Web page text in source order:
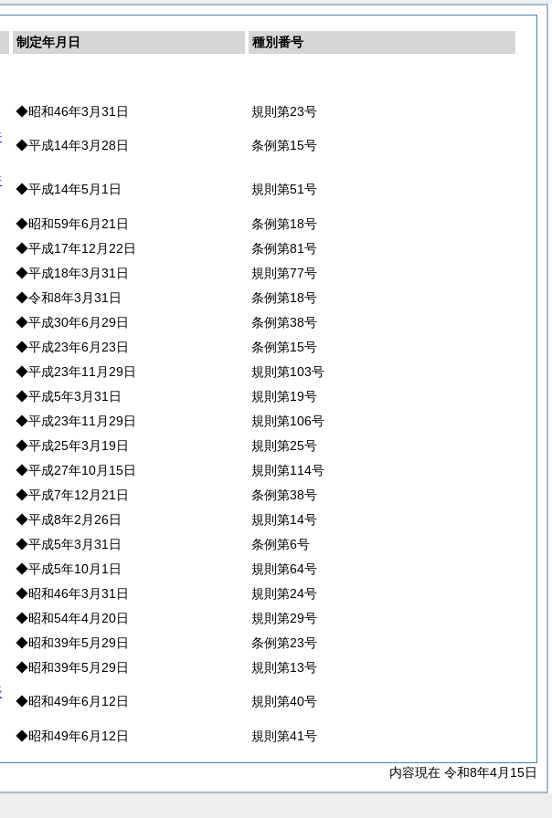
制定年月日
種別番号
◆昭和46年3月31日
規則第23号
◆平成14年3月28日 条例第15号
◆平成14年5月1日 規則第51号
◆昭和59年6月21日
条例第18号
◆平成17年12月22日
条例第81号
◆平成18年3月31日
規則第77号
◆令和8年3月31日
条例第18号
◆平成30年6月29日
条例第38号
◆平成23年6月23日
条例第15号
◆平成23年11月29日
規則第103号
◆平成5年3月31日
規則第19号
◆平成23年11月29日
規則第106号
◆平成25年3月19日
規則第25号
◆平成27年10月15日
規則第114号
◆平成7年12月21日
条例第38号
◆平成8年2月26日
規則第14号
◆平成5年3月31日
条例第6号
◆平成5年10月1日
規則第64号
◆昭和46年3月31日
規則第24号
◆昭和54年4月20日
規則第29号
◆昭和39年5月29日
条例第23号
◆昭和39年5月29日
規則第13号
◆昭和49年6月12日 規則第40号
◆昭和49年6月12日 規則第41号
内容現在 令和8年4月15日